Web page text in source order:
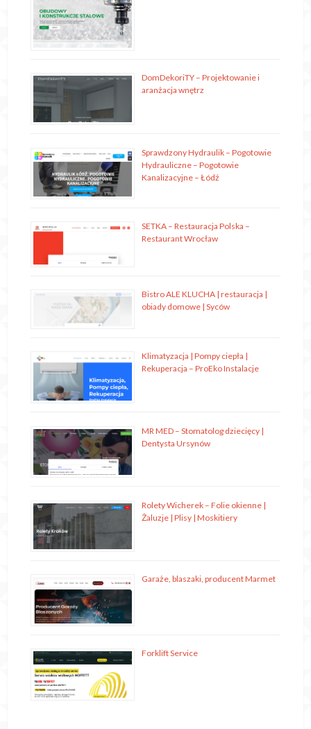
DomDekoriTY – Projektowanie i
aranżacja wnętrz
Sprawdzony Hydraulik – Pogotowie
Hydrauliczne – Pogotowie
Kanalizacyjne – Łódź
SETKA – Restauracja Polska –
Restaurant Wrocław
Bistro ALE KLUCHA | restauracja |
obiady domowe | Syców
Klimatyzacja | Pompy ciepła |
Rekuperacja – ProEko Instalacje
MR MED – Stomatolog dziecięcy |
Dentysta Ursynów
Rolety Wicherek – Folie okienne |
Żaluzje | Plisy | Moskitiery
Garaże, blaszaki, producent Marmet
Forklift Service